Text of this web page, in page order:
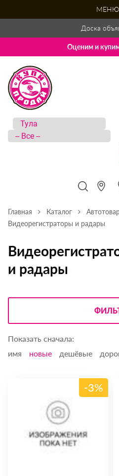
МЕНЮ
Доска
Оценим и
Главная Каталог
Видеорегистраторы и радары
и радары
Показать сначала:
имя
новые дешёвые
-3%